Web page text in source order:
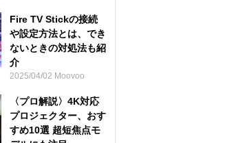
Fire TV Stickの接続
や設定方法とは、でき
ないときの対処法も紹
介
2025/04/02 Moovoo
〈プロ解説〉4K対応
プロジェクター、おす
すめ10選 超短焦点モ